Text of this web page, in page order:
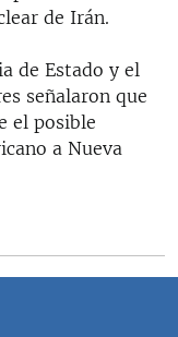
LATINA
de Irán.
de Estado y el
señalaron que
el posible
a Nueva